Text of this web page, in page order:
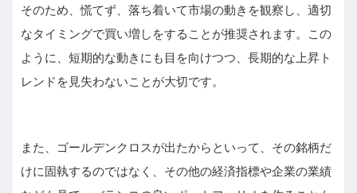
そのため、慌てず、落ち着いて市場の動きを観察し、適切
なタイミングで買い増しをすることが推奨されます。この
ように、短期的な動きにも目を向けつつ、長期的な上昇ト
レンドを見失わないことが大切です。
また、ゴールデンクロスが出たからといって、その銘柄だ
けに固執するのではなく、その他の経済指標や企業の業績